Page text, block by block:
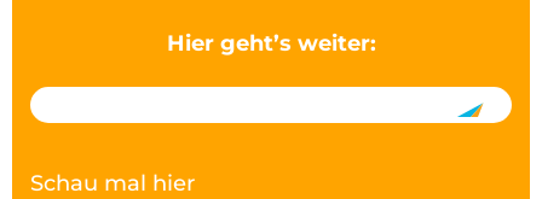
Hier geht’s weiter:
Schau mal hier